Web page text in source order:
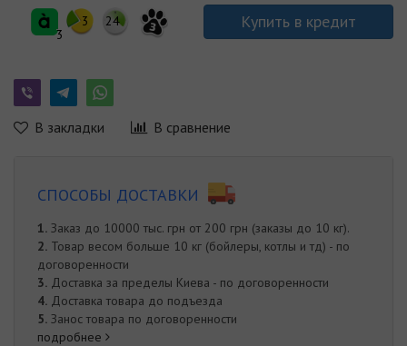
3
3 24 3 Купить в кредит
В закладки В сравнение
СПОСОБЫ ДОСТАВКИ
1. Заказ до 10000 тыс. грн от 200 грн (заказы до 10 кг).
2. Товар весом больше 10 кг (бойлеры, котлы и тд) - по
договоренности
3. Доставка за пределы Киева - по договоренности
4. Доставка товара до подъезда
5. Занос товара по договоренности
подробнее